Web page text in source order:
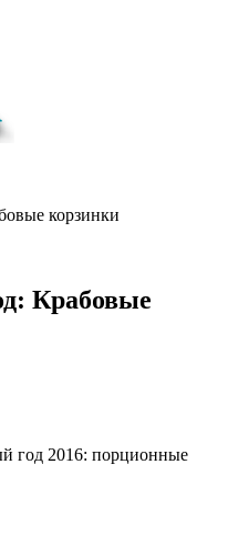
корзинки
Крабовые
год 2016: порционные